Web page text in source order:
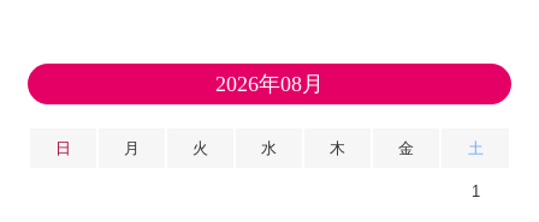
2026年08月
日 月 火 水 木 金 土
1